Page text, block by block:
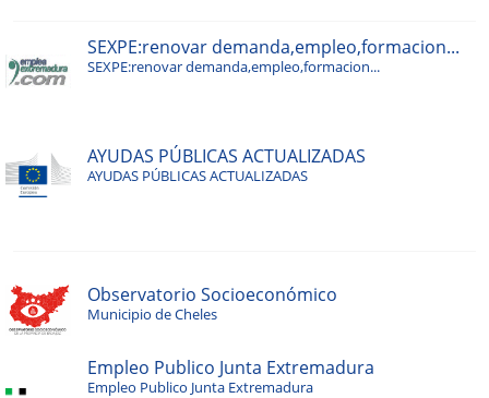
SEXPE:renovar demanda,empleo,formacion...
SEXPE:renovar demanda,empleo,formacion...
AYUDAS PÚBLICAS ACTUALIZADAS
AYUDAS PÚBLICAS ACTUALIZADAS
Observatorio Socioeconómico
Municipio de Cheles
Empleo Publico Junta Extremadura
Empleo Publico Junta Extremadura